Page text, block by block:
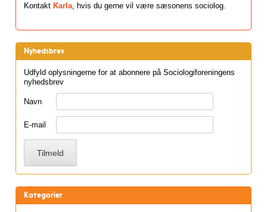
Kontakt Karla , hvis du gerne vil være sæsonens sociolog.
Nyhedsbrev
Udfyld oplysningerne for at abonnere på Sociologiforeningens
nyhedsbrev
Navn
E-mail
Kategorier